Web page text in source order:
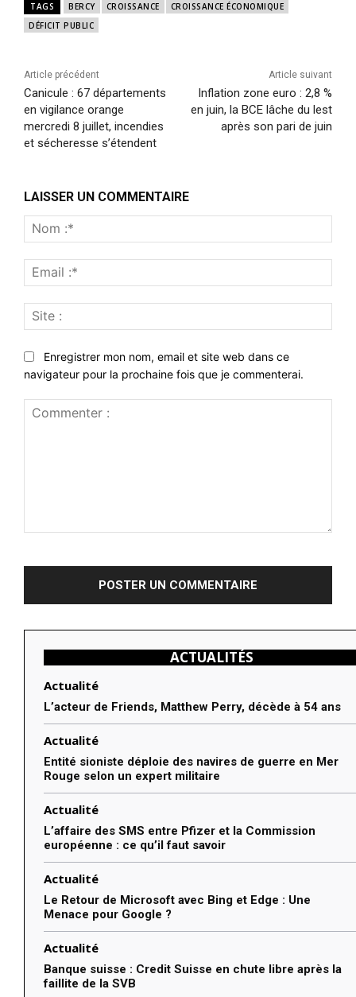
TAGS BERCY CROISSANCE
CROISSANCE ÉCONOMIQUE
DÉFICIT PUBLIC
Article précédent
Canicule : 67 départements
en vigilance orange
mercredi 8 juillet, incendies
et sécheresse s’étendent
Article suivant
Inflation zone euro : 2,8 %
en juin, la BCE lâche du lest
après son pari de juin
LAISSER UN COMMENTAIRE
:*
:*
:
Enregistrer mon nom, email et site web dans ce
navigateur pour la prochaine fois que je commenterai.
ACTUALITÉS
Actualité
L’acteur de Friends, Matthew Perry, décède à 54 ans
Actualité
Entité sioniste déploie des navires de guerre en Mer
Rouge selon un expert militaire
Actualité
L’affaire des SMS entre Pfizer et la Commission
européenne : ce qu’il faut savoir
Actualité
Le Retour de Microsoft avec Bing et Edge : Une
Menace pour Google ?
Actualité
Banque suisse : Credit Suisse en chute libre après la
faillite de la SVB